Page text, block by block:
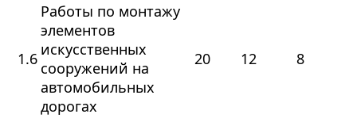
1.6
Работы по монтажу
элементов
искусственных
сооружений на
автомобильных
дорогах
20 12 8